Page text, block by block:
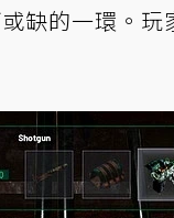
缺的一環。